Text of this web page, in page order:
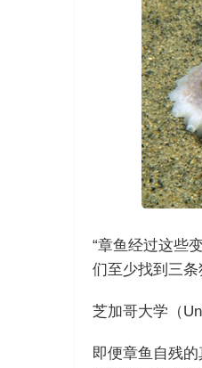
“章鱼经过这些
们至少找到三
芝加哥大学（
即便章鱼自残